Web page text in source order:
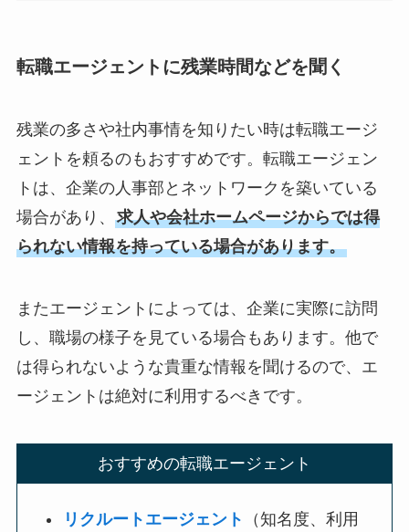
転職エージェントに残業時間などを聞く
残業の多さや社内事情を知りたい時は転職エージ
ェントを頼るのもおすすめです。転職エージェン
トは、企業の人事部とネットワークを築いている
場合があり、 求人や会社ホームページからでは得
られない情報を持っている場合があります。
またエージェントによっては、企業に実際に訪問
し、職場の様子を見ている場合もあります。他で
は得られないような貴重な情報を聞けるので、エ
ージェントは絶対に利用するべきです。
おすすめの転職エージェント
リクルートエージェント
（知名度、利用